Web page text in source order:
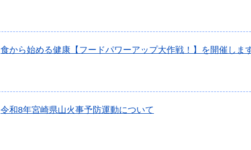
食から始める健康【フードパワーアップ大作戦！】を開催しま
令和8年宮崎県山火事予防運動について